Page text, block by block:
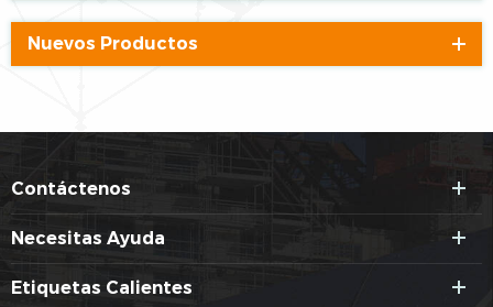
Nuevos Productos
Contáctenos
Necesitas Ayuda
Etiquetas Calientes